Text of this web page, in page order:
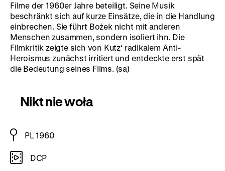
Filme der 1960er Jahre beteiligt. Seine Musik
beschränkt sich auf kurze Einsätze, die in die Handlung
einbrechen. Sie führt Bożek nicht mit anderen
Menschen zusammen, sondern isoliert ihn. Die
Filmkritik zeigte sich von Kutz‘ radikalem Anti-
Heroismus zunächst irritiert und entdeckte erst spät
die Bedeutung seines Films. (sa)
Nikt nie woła
PL 1960
DCP